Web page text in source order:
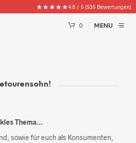
★★★★★4.8 / 5 (535 Bewertungen)
0 MENU
Thema…
sowie für euch als Konsumenten,